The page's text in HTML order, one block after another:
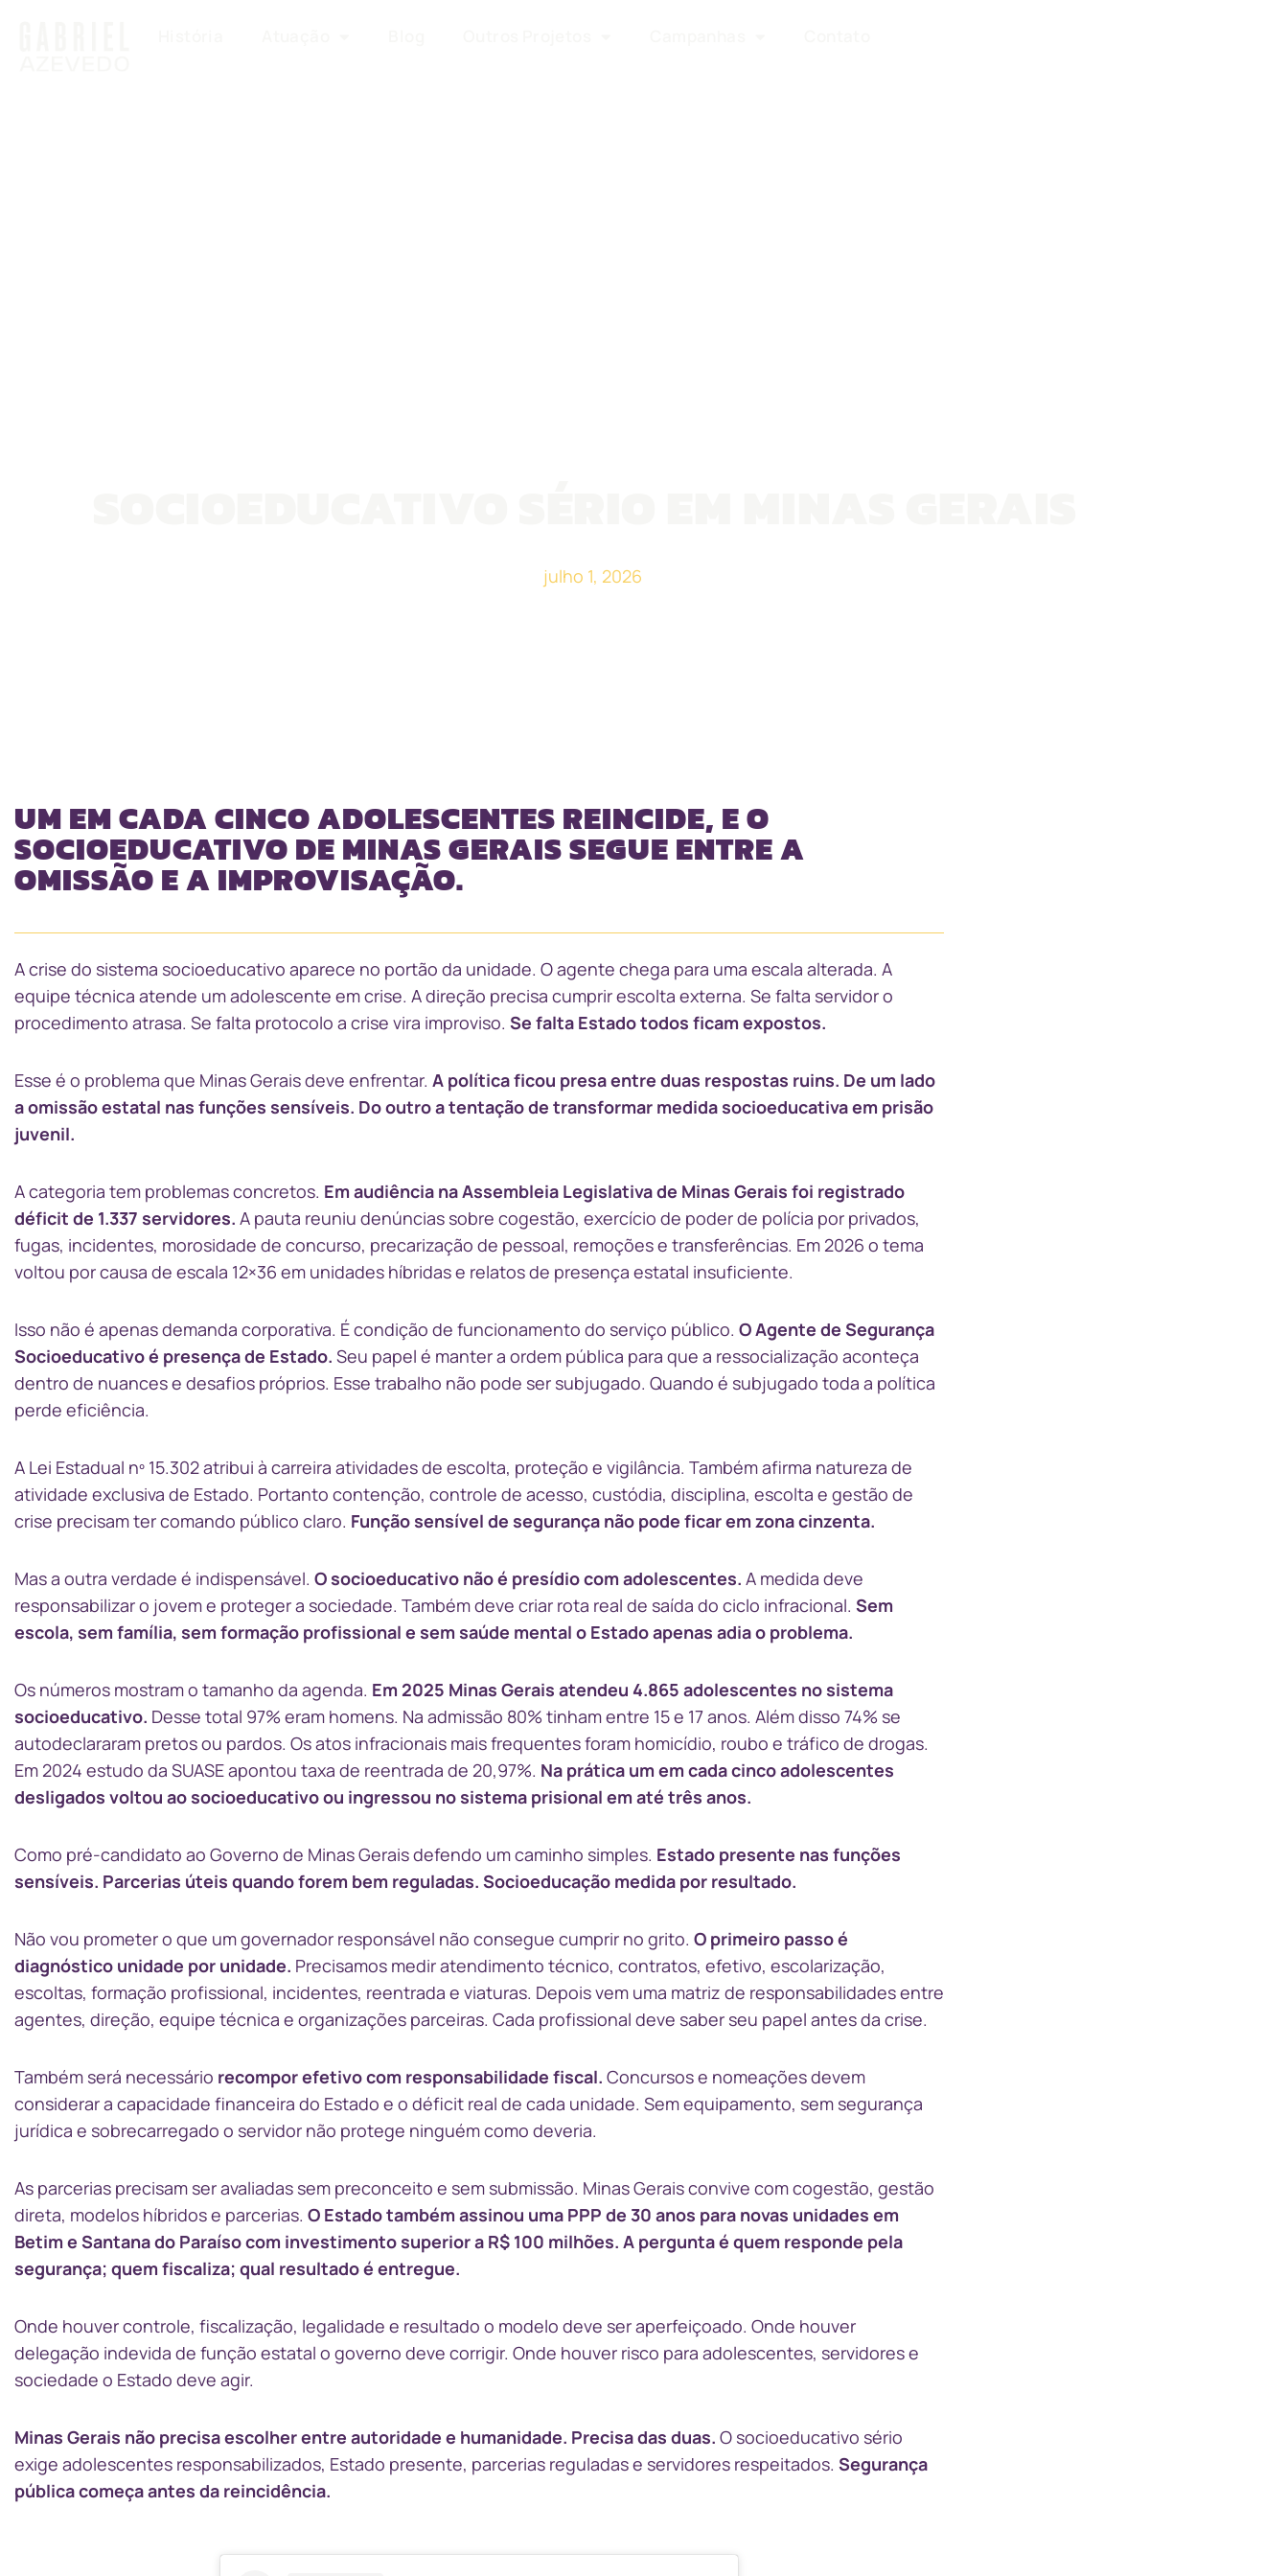
julho 1, 2026
UM EM CADA CINCO ADOLESCENTES REINCIDE, E O
SOCIOEDUCATIVO DE MINAS GERAIS SEGUE ENTRE A
OMISSÃO E A IMPROVISAÇÃO.
A crise do sistema socioeducativo aparece no portão da unidade. O agente chega para uma escala alterada. A
equipe técnica atende um adolescente em crise. A direção precisa cumprir escolta externa. Se falta servidor o
procedimento atrasa. Se falta protocolo a crise vira improviso. Se falta Estado todos ficam expostos.
Esse é o problema que Minas Gerais deve enfrentar. A política ficou presa entre duas respostas ruins. De um lado
a omissão estatal nas funções sensíveis. Do outro a tentação de transformar medida socioeducativa em prisão
juvenil.
A categoria tem problemas concretos. Em audiência na Assembleia Legislativa de Minas Gerais foi registrado
déficit de 1.337 servidores. A pauta reuniu denúncias sobre cogestão, exercício de poder de polícia por privados,
fugas, incidentes, morosidade de concurso, precarização de pessoal, remoções e transferências. Em 2026 o tema
voltou por causa de escala 12×36 em unidades híbridas e relatos de presença estatal insuficiente.
Isso não é apenas demanda corporativa. É condição de funcionamento do serviço público. O Agente de Segurança
Socioeducativo é presença de Estado. Seu papel é manter a ordem pública para que a ressocialização aconteça
dentro de nuances e desafios próprios. Esse trabalho não pode ser subjugado. Quando é subjugado toda a política
perde eficiência.
A Lei Estadual nº 15.302 atribui à carreira atividades de escolta, proteção e vigilância. Também afirma natureza de
atividade exclusiva de Estado. Portanto contenção, controle de acesso, custódia, disciplina, escolta e gestão de
crise precisam ter comando público claro. Função sensível de segurança não pode ficar em zona cinzenta.
Mas a outra verdade é indispensável. O socioeducativo não é presídio com adolescentes. A medida deve
responsabilizar o jovem e proteger a sociedade. Também deve criar rota real de saída do ciclo infracional. Sem
escola, sem família, sem formação profissional e sem saúde mental o Estado apenas adia o problema.
Os números mostram o tamanho da agenda. Em 2025 Minas Gerais atendeu 4.865 adolescentes no sistema
socioeducativo. Desse total 97% eram homens. Na admissão 80% tinham entre 15 e 17 anos. Além disso 74% se
autodeclararam pretos ou pardos. Os atos infracionais mais frequentes foram homicídio, roubo e tráfico de drogas.
Em 2024 estudo da SUASE apontou taxa de reentrada de 20,97%. Na prática um em cada cinco adolescentes
desligados voltou ao socioeducativo ou ingressou no sistema prisional em até três anos.
Como pré-candidato ao Governo de Minas Gerais defendo um caminho simples. Estado presente nas funções
sensíveis. Parcerias úteis quando forem bem reguladas. Socioeducação medida por resultado.
Não vou prometer o que um governador responsável não consegue cumprir no grito. O primeiro passo é
diagnóstico unidade por unidade. Precisamos medir atendimento técnico, contratos, efetivo, escolarização,
escoltas, formação profissional, incidentes, reentrada e viaturas. Depois vem uma matriz de responsabilidades entre
agentes, direção, equipe técnica e organizações parceiras. Cada profissional deve saber seu papel antes da crise.
Também será necessário recompor efetivo com responsabilidade fiscal. Concursos e nomeações devem
considerar a capacidade financeira do Estado e o déficit real de cada unidade. Sem equipamento, sem segurança
jurídica e sobrecarregado o servidor não protege ninguém como deveria.
As parcerias precisam ser avaliadas sem preconceito e sem submissão. Minas Gerais convive com cogestão, gestão
direta, modelos híbridos e parcerias. O Estado também assinou uma PPP de 30 anos para novas unidades em
Betim e Santana do Paraíso com investimento superior a R$ 100 milhões. A pergunta é quem responde pela
segurança; quem fiscaliza; qual resultado é entregue.
Onde houver controle, fiscalização, legalidade e resultado o modelo deve ser aperfeiçoado. Onde houver
delegação indevida de função estatal o governo deve corrigir. Onde houver risco para adolescentes, servidores e
sociedade o Estado deve agir.
Minas Gerais não precisa escolher entre autoridade e humanidade. Precisa das duas. O socioeducativo sério
exige adolescentes responsabilizados, Estado presente, parcerias reguladas e servidores respeitados. Segurança
pública começa antes da reincidência.